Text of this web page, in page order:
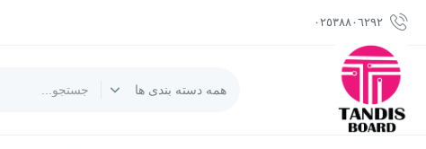
٠٢٥٣٨٨٠٦٢٩٢